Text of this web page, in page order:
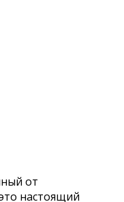
от
настоящий